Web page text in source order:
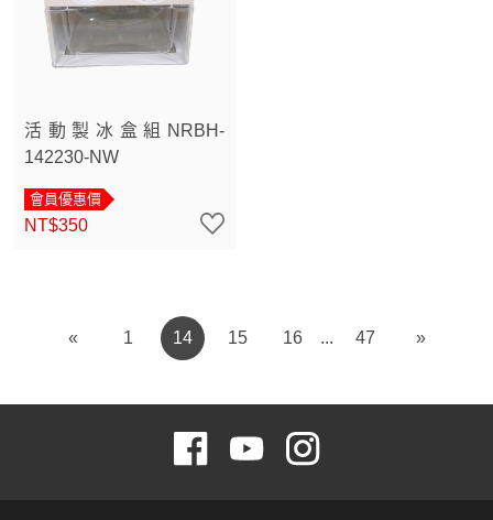
活動製冰盒組NRBH-
142230-NW
會員優惠價
NT$350
« 1 14 15 16 47 »